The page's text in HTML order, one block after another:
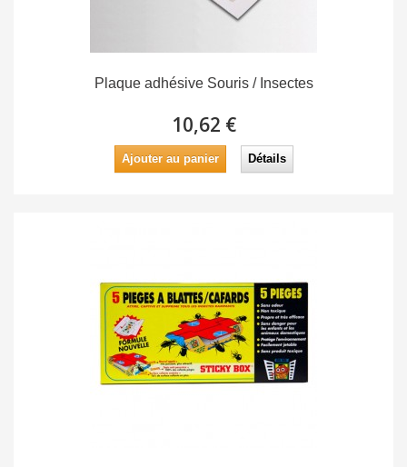
Plaque adhésive Souris / Insectes
10,62 €
Ajouter au panier Détails